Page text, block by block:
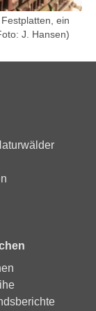
ein
J. Hansen)